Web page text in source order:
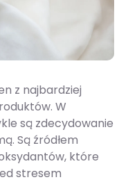
z najbardziej
W
są zdecydowanie
Są źródłem
które
stresem